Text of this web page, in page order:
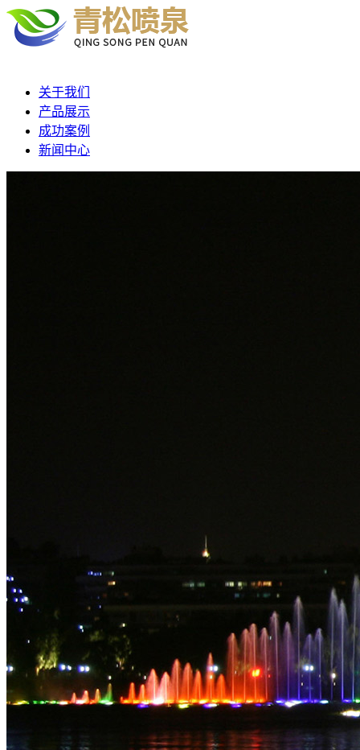
关于我们
产品展示
成功案例
新闻中心